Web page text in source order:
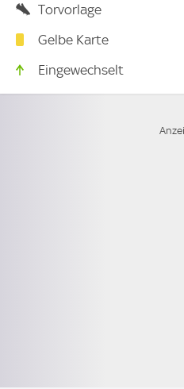
Torvorlage
Gelbe Karte
Eingewechselt